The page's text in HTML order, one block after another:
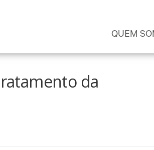
QUEM
da